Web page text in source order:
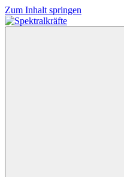
Zum Inhalt springen